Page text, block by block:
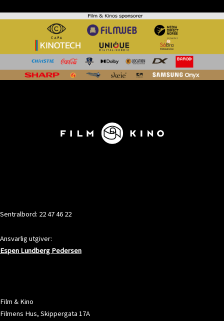
Sentralbord: 22 47 46 22
Ansvarlig utgiver:
Espen Lundberg Pedersen
Film & Kino
Filmens Hus, Skippergata 17A